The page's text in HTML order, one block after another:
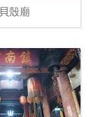
貝殼廟